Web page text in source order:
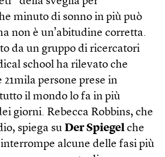
minuto di sonno in più può
non è un’abitudine corretta.
da un gruppo di ricercatori
school ha rilevato che
persone prese in
il mondo lo fa in più
giorni. Rebecca Robbins, che
spiega su Der Spiegel che
alcune delle fasi più